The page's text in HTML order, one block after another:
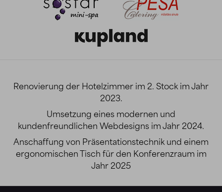
Renovierung der Hotelzimmer im 2. Stock im Jahr
2023.
Umsetzung eines modernen und
kundenfreundlichen Webdesigns im Jahr 2024.
Anschaffung von Präsentationstechnik und einem
ergonomischen Tisch für den Konferenzraum im
Jahr 2025